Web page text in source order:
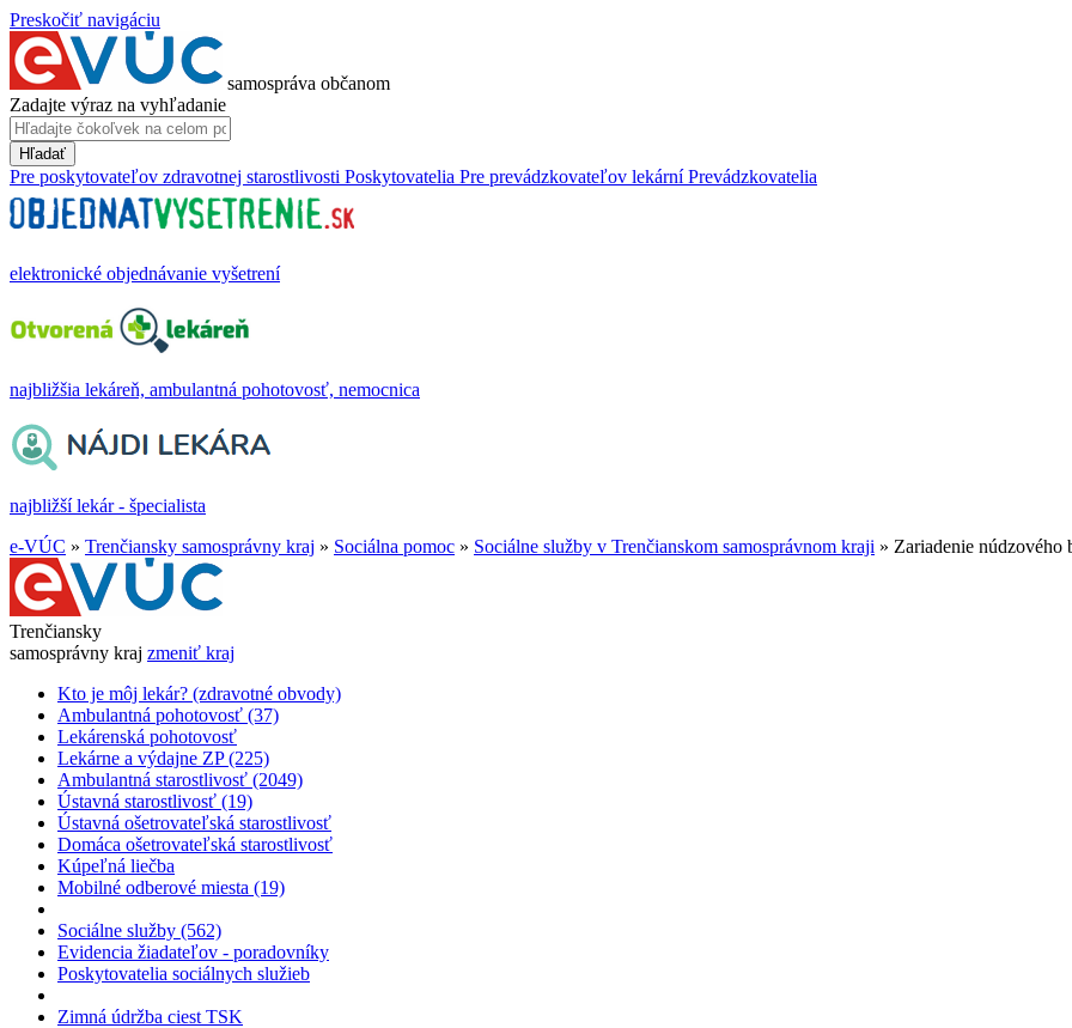
Preskočiť navigáciu
samospráva občanom
Zadajte výraz na vyhľadanie
Hľadať
Pre poskytovateľov zdravotnej starostlivosti Poskytovatelia Pre prevádzkovateľov lekární Prevádzkovatelia
elektronické objednávanie vyšetrení
najbližšia lekáreň, ambulantná pohotovosť, nemocnica
najbližší lekár - špecialista
e-VÚC » Trenčiansky samosprávny kraj » Sociálna pomoc » Sociálne služby v Trenčianskom samosprávnom kraji » Zariadenie núdzového
Trenčiansky
samosprávny kraj zmeniť kraj
Kto je môj lekár? (zdravotné obvody)
Ambulantná pohotovosť (37)
Lekárenská pohotovosť
Lekárne a výdajne ZP (225)
Ambulantná starostlivosť (2049)
Ústavná starostlivosť (19)
Ústavná ošetrovateľská starostlivosť
Domáca ošetrovateľská starostlivosť
Kúpeľná liečba
Mobilné odberové miesta (19)
Sociálne služby (562)
Evidencia žiadateľov - poradovníky
Poskytovatelia sociálnych služieb
Zimná údržba ciest TSK